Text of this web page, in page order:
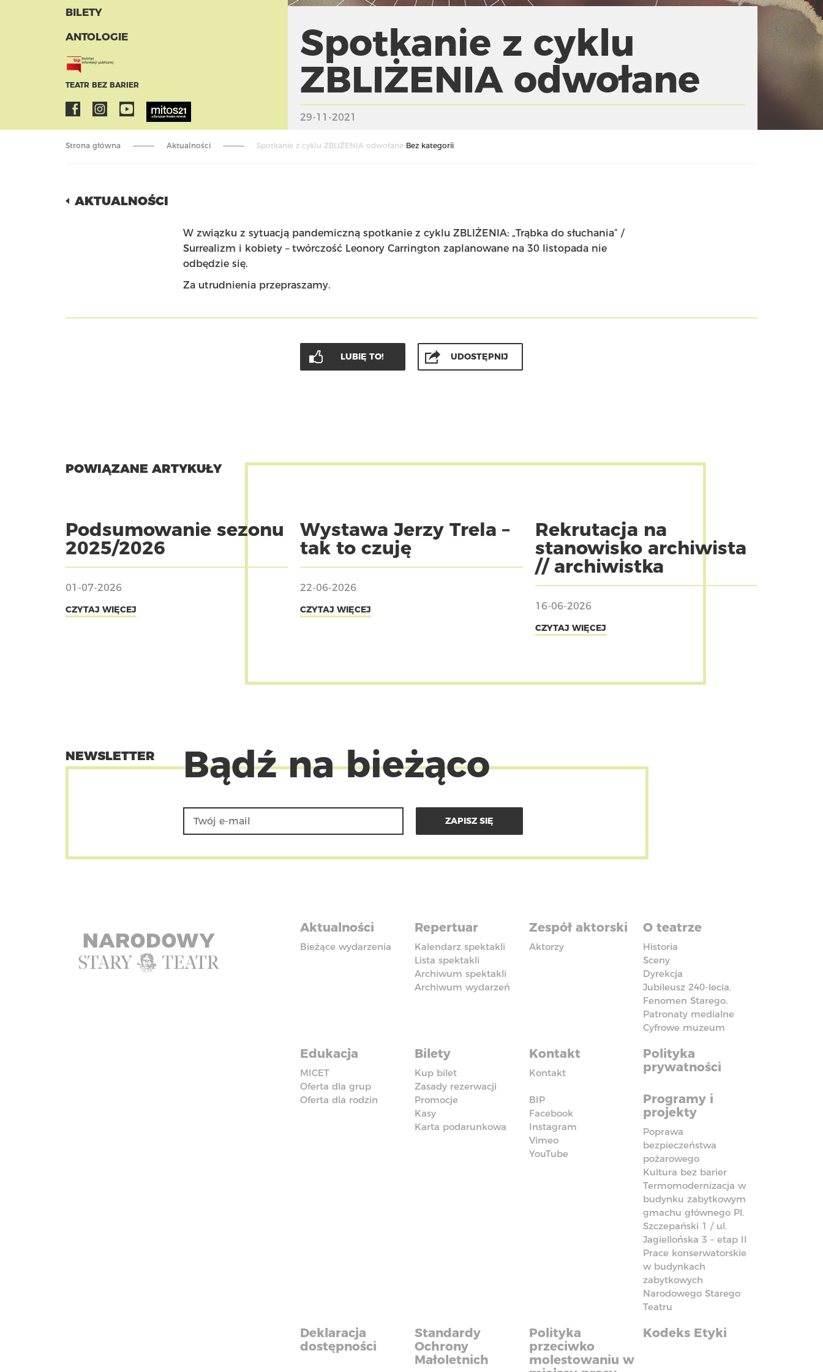
BILETY
ANTOLOGIE
TEATR BEZ BARIER
Spotkanie z cyklu
ZBLIŻENIA odwołane
29-11-2021
Strona główna Bez kategorii
Aktualności Spotkanie z cyklu ZBLIŻENIA odwołane
AKTUALNOŚCI
W związku z sytuacją pandemiczną spotkanie z cyklu ZBLIŻENIA: „Trąbka do słuchania” /
Surrealizm i kobiety – twórczość Leonory Carrington zaplanowane na 30 listopada nie
odbędzie się.
Za utrudnienia przepraszamy.
LUBIĘ TO! UDOSTĘPNIJ
POWIĄZANE ARTYKUŁY
Podsumowanie sezonu
2025/2026
01-07-2026
CZYTAJ WIĘCEJ
Wystawa Jerzy Trela –
tak to czuję
22-06-2026
CZYTAJ WIĘCEJ
Rekrutacja na
stanowisko archiwista
// archiwistka
16-06-2026
CZYTAJ WIĘCEJ
NEWSLETTER Bądź na bieżąco
Aktualności
Bieżące wydarzenia
Repertuar
Kalendarz spektakli
Lista spektakli
Archiwum spektakli
Archiwum wydarzeń
Zespół aktorski
Aktorzy
O teatrze
Historia
Sceny
Dyrekcja
Jubileusz 240-lecia.
Fenomen Starego.
Patronaty medialne
Cyfrowe muzeum
Edukacja
MICET
Oferta dla grup
Oferta dla rodzin
Bilety
Kup bilet
Zasady rezerwacji
Promocje
Kasy
Karta podarunkowa
Kontakt
Kontakt
BIP
Facebook
Instagram
Vimeo
YouTube
Polityka
prywatności
Programy i
projekty
Poprawa
bezpieczeństwa
pożarowego
Kultura bez barier
Termomodernizacja w
budynku zabytkowym
gmachu głównego Pl.
Szczepański 1 / ul.
Jagiellońska 3 – etap II
Prace konserwatorskie
w budynkach
zabytkowych
Narodowego Starego
Teatru
Deklaracja
dostępności
Standardy
Ochrony
Małoletnich
Polityka
przeciwko
molestowaniu w
Kodeks Etyki